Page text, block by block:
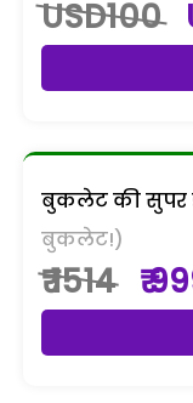
USD100
बुकलेट की सुपर
बुकलेट!)
₹ 1514 ₹